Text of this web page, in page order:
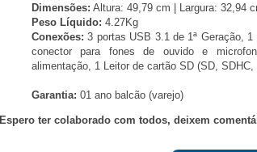
Dimensões: Altura: 49,79 cm | Largura: 32,94
Peso Líquido: 4.27Kg
Conexões: 3 portas USB 3.1 de 1ª Geração,
conector para fones de ouvido e
alimentação, 1 Leitor de cartão SD (SD,
Garantia: 01 ano balcão (varejo)
Espero ter colaborado com todos, deixem